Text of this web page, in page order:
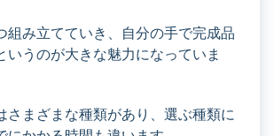
組み立てていき、自分の手で完成品
いうのが大きな魅力になっていま
さまざまな種類があり、選ぶ種類に